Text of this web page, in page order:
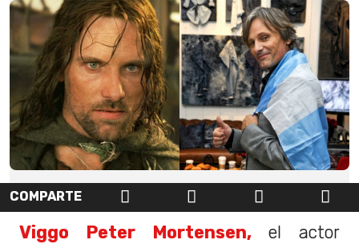
COMPARTE
Viggo Peter Mortensen,el actor